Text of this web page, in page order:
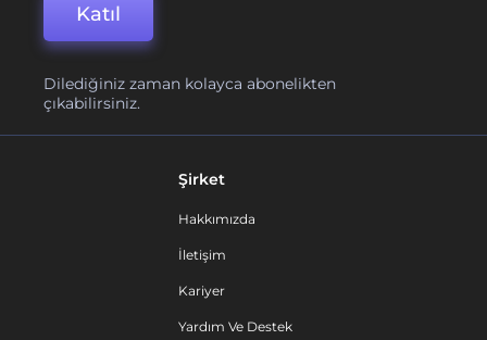
Katıl
Dilediğiniz zaman kolayca abonelikten
çıkabilirsiniz.
Şirket
Hakkımızda
İletişim
Kariyer
Yardım Ve Destek